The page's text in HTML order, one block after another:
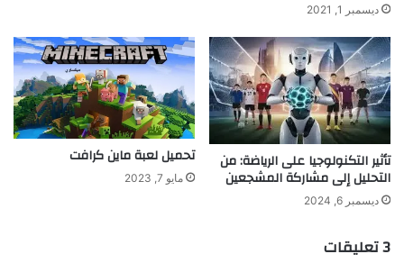
ديسمبر 1, 2021
تأثير التكنولوجيا على الرياضة: من
التحليل إلى مشاركة المشجعين
ديسمبر 6, 2024
تحميل لعبة ماين كرافت
مايو 7, 2023
‫3 تعليقات